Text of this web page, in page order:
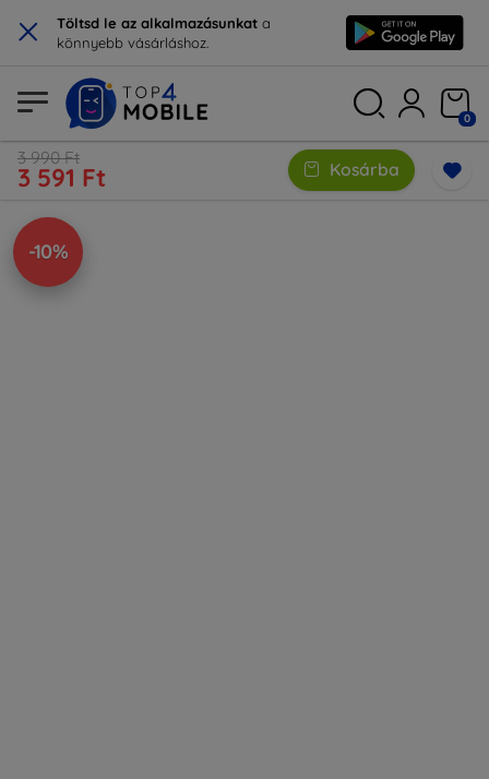
× Töltsd le az alkalmazásunkat a
könnyebb vásárláshoz.
0
3 990 Ft
3 591 Ft Kosárba
-10%